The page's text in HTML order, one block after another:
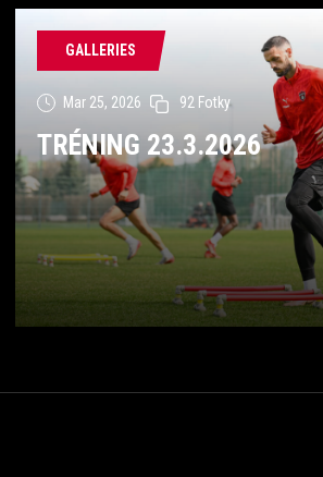
GALLERIES
Mar 25, 2026 92 Fotky
TRÉNING 23.3.2026